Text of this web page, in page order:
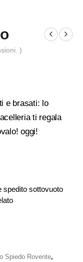
)
e brasati: lo
ti regala
oggi!
spedito sottovuoto
Spiedo Rovente,